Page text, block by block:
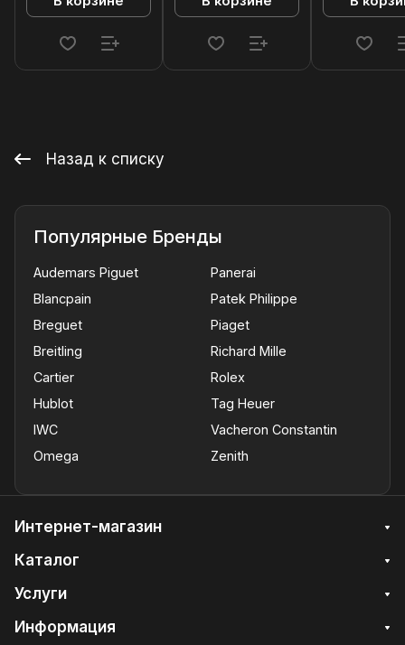
Назад к списку
Популярные Бренды
Audemars Piguet
Blancpain
Breguet
Breitling
Cartier
Hublot
IWC
Omega
Panerai
Patek Philippe
Piaget
Richard Mille
Rolex
Tag Heuer
Vacheron Constantin
Zenith
Интернет-магазин
Каталог
Услуги
Информация